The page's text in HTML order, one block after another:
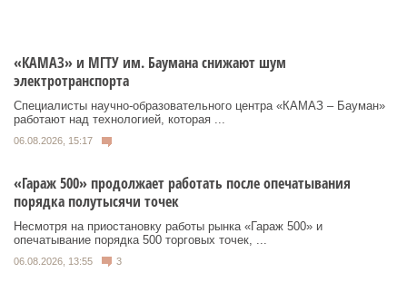
«КАМАЗ» и МГТУ им. Баумана снижают шум
электротранспорта
Специалисты научно-образовательного центра «КАМАЗ – Бауман»
работают над технологией, которая ...
06.08.2026, 15:17
«Гараж 500» продолжает работать после опечатывания
порядка полутысячи точек
Несмотря на приостановку работы рынка «Гараж 500» и
опечатывание порядка 500 торговых точек, ...
06.08.2026, 13:55 3